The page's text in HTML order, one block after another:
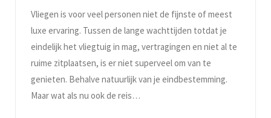
Vliegen is voor veel personen niet de fijnste of meest
luxe ervaring. Tussen de lange wachttijden totdat je
eindelijk het vliegtuig in mag, vertragingen en niet al te
ruime zitplaatsen, is er niet superveel om van te
genieten. Behalve natuurlijk van je eindbestemming.
Maar wat als nu ook de reis…